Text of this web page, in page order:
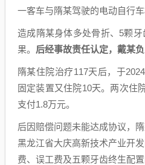
一客车与隋某驾驶的电动自行车
造成隋某身体多处骨折、5颗
果。 后经事故责任认定，戴某负
隋某住院治疗117天后，于
固定装置又住院10天。两次住
支付1.8万元。
后因赔偿问题未能达成协议，
黑龙江省大庆高新技术产业开
费、误工费及五颗牙齿终生配